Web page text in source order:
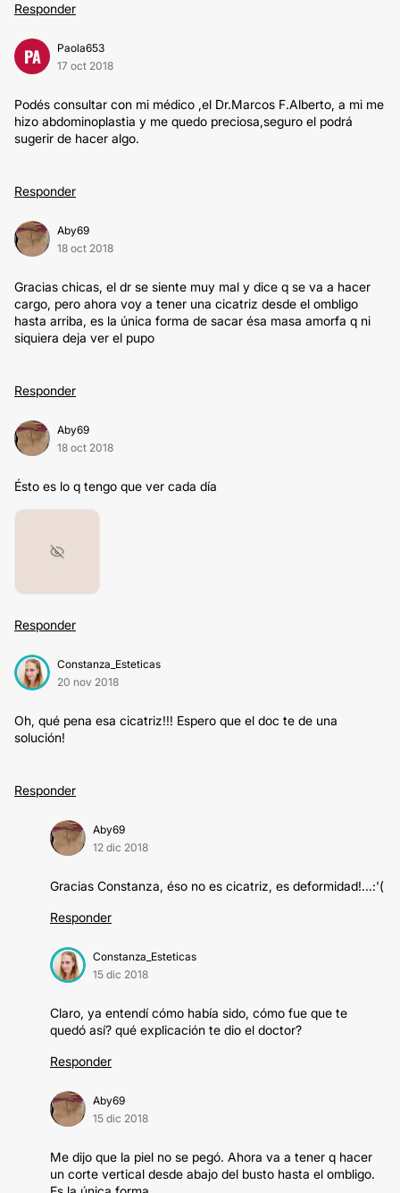
Responder
PA
Paola653
17 oct 2018
Podés consultar con mi médico ,el Dr.Marcos F.Alberto, a mi me
hizo abdominoplastia y me quedo preciosa,seguro el podrá
sugerir de hacer algo.
Responder
Aby69
18 oct 2018
Gracias chicas, el dr se siente muy mal y dice q se va a hacer
cargo, pero ahora voy a tener una cicatriz desde el ombligo
hasta arriba, es la única forma de sacar ésa masa amorfa q ni
siquiera deja ver el pupo
Responder
Aby69
18 oct 2018
Ésto es lo q tengo que ver cada día
Responder
Constanza_Esteticas
20 nov 2018
Oh, qué pena esa cicatriz!!! Espero que el doc te de una
solución!
Responder
Aby69
12 dic 2018
Gracias Constanza, éso no es cicatriz, es deformidad!...:'(
Responder
Constanza_Esteticas
15 dic 2018
Claro, ya entendí cómo había sido, cómo fue que te
quedó así? qué explicación te dio el doctor?
Responder
Aby69
15 dic 2018
Me dijo que la piel no se pegó. Ahora va a tener q hacer
un corte vertical desde abajo del busto hasta el ombligo.